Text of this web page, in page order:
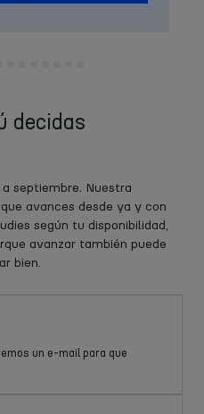
decidas
septiembre. Nuestra
avances desde ya y con
según tu disponibilidad,
avanzar también puede
bien.
un e-mail para que